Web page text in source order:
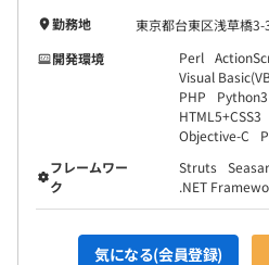
勤務地
東京都台東区浅草橋3-
開発環境
Perl
Visual
PHP
Python3
HTML5+CSS3
Objective-C
フレームワー
ク
Struts
.NET
気になる(会員登録)